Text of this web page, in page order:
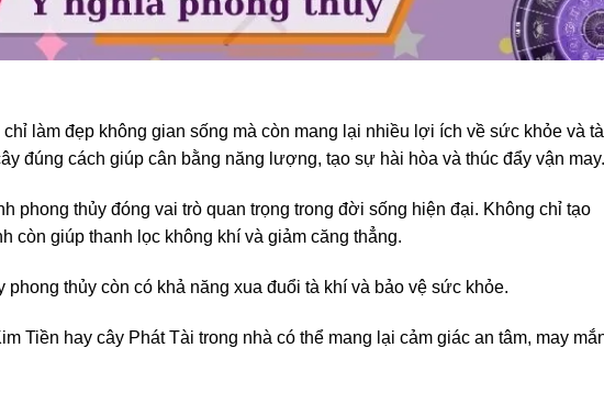
làm đẹp không gian sống mà còn mang lại nhiều lợi ích về sức khỏe và
đúng cách giúp cân bằng năng lượng, tạo sự hài hòa và thúc đẩy vận may.
phong thủy đóng vai trò quan trọng trong đời sống hiện đại. Không chỉ tạo
còn giúp thanh lọc không khí và giảm căng thẳng.
phong thủy còn có khả năng xua đuổi tà khí và bảo vệ sức khỏe.
Tiền hay cây Phát Tài trong nhà có thể mang lại cảm giác an tâm, may